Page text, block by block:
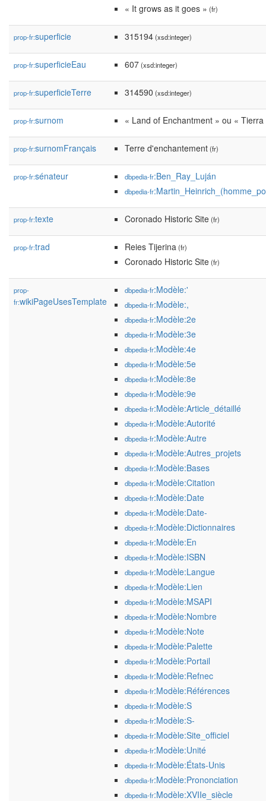
« It grows as it goes » (fr)
prop-fr:superficie 315194(xsd:integer)
prop-fr:superficieEau 607(xsd:integer)
prop-fr:superficieTerre 314590 (xsd:integer)
prop-fr:surnom « Land of Enchantment » ou «
prop-fr:surnomFrançais Terre d'enchantement(fr)
prop-fr:sénateur dbpedia-fr:Ben_Ray_Luján
dbpedia-fr
prop-fr:texte Coronado Historic Site(fr)
prop-fr:trad Reies Tijerina(fr)
Coronado Historic Site(fr)
prop-
fr:wikiPageUsesTemplate
dbpedia-fr:Modèle:'
dbpedia-fr:Modèle:,
dbpedia-fr:Modèle:2e
dbpedia-fr:Modèle:3e
dbpedia-fr:Modèle:4e
dbpedia-fr:Modèle:5e
dbpedia-fr:Modèle:8e
dbpedia-fr:Modèle:9e
dbpedia-fr:Modèle:Article_détaillé
dbpedia-fr:Modèle:Autorité
dbpedia-fr:Modèle:Autre
dbpedia-fr:Modèle:Autres_projets
dbpedia-fr:Modèle:Bases
dbpedia-fr:Modèle:Citation
dbpedia-fr:Modèle:Date
dbpedia-fr:Modèle:Date-
dbpedia-fr:Modèle:Dictionnaires
dbpedia-fr:Modèle:En
dbpedia-fr:Modèle:ISBN
dbpedia-fr:Modèle:Langue
dbpedia-fr:Modèle:Lien
dbpedia-fr:Modèle:MSAPI
dbpedia-fr:Modèle:Nombre
dbpedia-fr:Modèle:Note
dbpedia-fr:Modèle:Palette
dbpedia-fr:Modèle:Portail
dbpedia-fr:Modèle:Refnec
dbpedia-fr:Modèle:Références
dbpedia-fr:Modèle:S
dbpedia-fr:Modèle:S-
dbpedia-fr:Modèle:Site_officiel
dbpedia-fr:Modèle:Unité
dbpedia-fr:Modèle:États-Unis
dbpedia-fr:Modèle:Prononciation
dbpedia-fr:Modèle:XVIIe_siècle